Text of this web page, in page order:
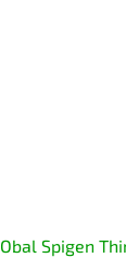
Obal Spigen